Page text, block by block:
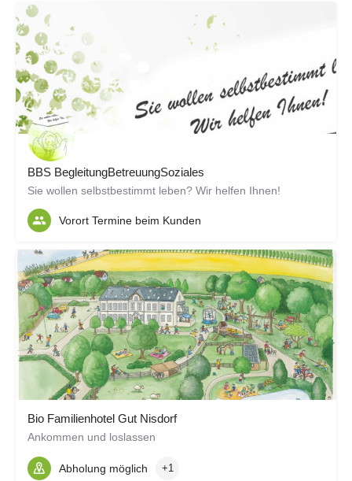
BBS BegleitungBetreuungSoziales
Sie wollen selbstbestimmt leben? Wir helfen Ihnen!
Vorort Termine beim Kunden
Bio Familienhotel Gut Nisdorf
Ankommen und loslassen
Abholung möglich +1